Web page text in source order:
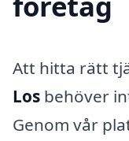
Att hitta rätt
Los behöver
Genom vår